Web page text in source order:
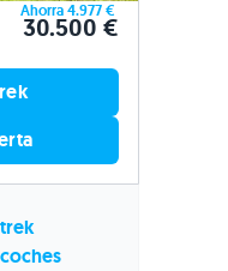
Ahorra 4.977 €
30.500 €